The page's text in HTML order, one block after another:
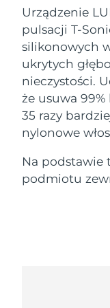
Urządzenie
pulsacji T-
silikonowych
ukrytych
nieczystości.
że usuwa
35 razy
nylonowe
Na podstawie
podmiotu
All
18%
Kosmetyki
Kupuj
FOREO APP
Gibraltar
Grecja
SRA Hongkong
(Chiny)
Węgry
Islandia